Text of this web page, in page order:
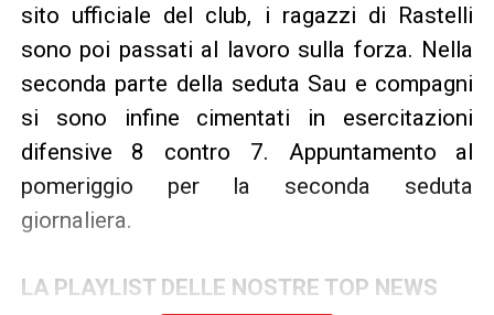
sito ufficiale del club, i ragazzi di Rastelli
sono poi passati al lavoro sulla forza. Nella
seconda parte della seduta Sau e compagni
si sono infine cimentati in esercitazioni
difensive 8 contro 7. Appuntamento al
pomeriggio per la seconda seduta
giornaliera.
LA PLAYLIST DELLE NOSTRE TOP NEWS